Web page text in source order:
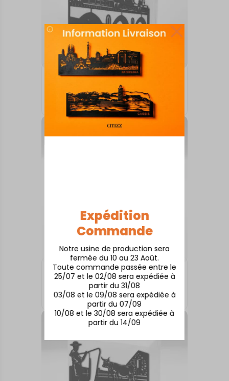
Expédition
Commande
Notre usine de production sera
fermée du 10 au 23 Août.
Toute commande passée entre le
25/07 et le 02/08 sera expédiée à
partir du 31/08
03/08 et le 09/08 sera expédiée à
partir du 07/09
10/08 et le 30/08 sera expédiée à
partir du 14/09
ARTS DE LA TABLE
Bordeaux
€
ARTS DE LA TABLE
Rodez
18,00€